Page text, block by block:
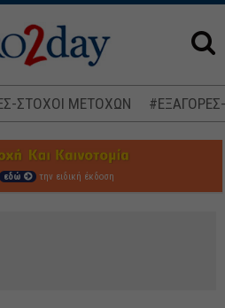
ΣΤΟΧΟΙ ΜΕΤΟΧΩΝ
εδώ την ειδική έκδοση